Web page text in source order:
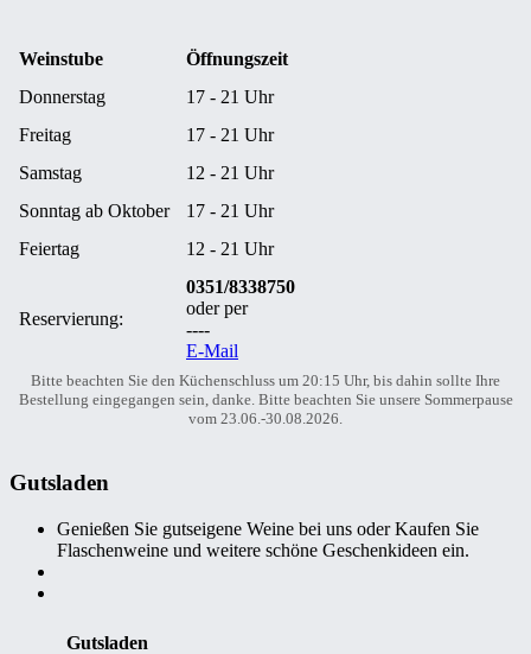
Weinstube
Öffnungszeit
Donnerstag
17 - 21 Uhr
Freitag
17 - 21 Uhr
Samstag
12 - 21 Uhr
Sonntag ab Oktober
17 - 21 Uhr
Feiertag
12 - 21 Uhr
Reservierung:
0351/8338750
oder per
----
E-Mail
Bitte beachten Sie den Küchenschluss um 20:15 Uhr, bis dahin sollte Ihre
Bestellung eingegangen sein, danke. Bitte beachten Sie unsere Sommerpause
vom 23.06.-30.08.2026.
Gutsladen
Genießen Sie gutseigene Weine bei uns oder Kaufen Sie
Flaschenweine und weitere schöne Geschenkideen ein.
Gutsladen